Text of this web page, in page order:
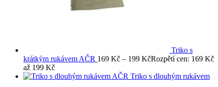
Triko s
krátkým rukávem AČR 169 Kč – 199 KčRozpětí cen: 169 Kč
až 199 Kč
Triko s dlouhým rukávem